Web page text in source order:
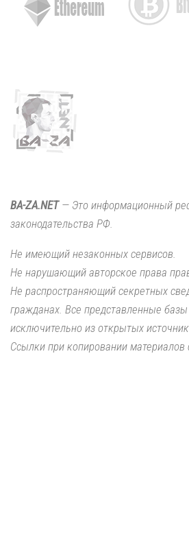
BA-ZA.NET— Это информационный
законодательства РФ.
Не имеющий незаконных сервисов.
Не нарушающий авторское права
Не распространяющий секретных
гражданах. Все представленные
исключительно из открытых
Ссылки при копировании материалов